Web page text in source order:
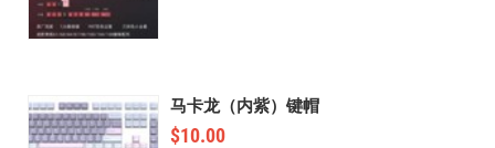
马卡龙（内紫）键帽
$10.00